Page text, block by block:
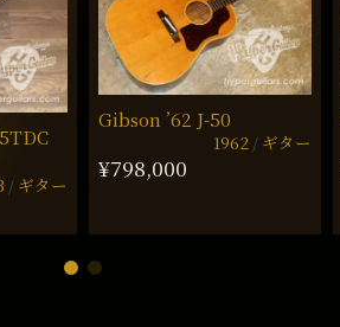
ギター
Gibson ’62 J-50
1962 ギター
¥798,000